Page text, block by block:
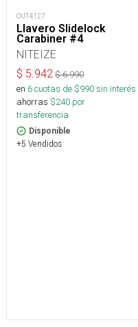
OUT4127
Llavero Slidelock
Carabiner #4
NITEIZE
$ 5.942 $6.990
en 6cuotas de $990sin interés
ahorras $240 por
transferencia.
Disponible
+5 Vendidos